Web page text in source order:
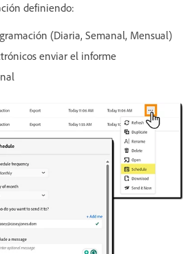
definiendo:
(Diaria, Semanal, Mensual)
enviar el informe